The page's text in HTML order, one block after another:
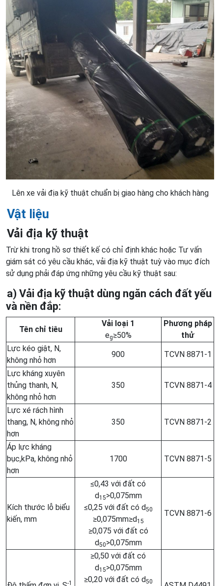
Lên xe vải địa kỹ thuật chuẩn bị giao hàng cho khách hàng
Vật liệu
Vải địa kỹ thuật
Trừ khi trong hồ sơ thiết kế có chỉ định khác hoặc Tư vấn
giám sát có yêu cầu khác, vải địa kỹ thuật tuỳ vào mục đích
sử dụng phải đáp ứng những yêu cầu kỹ thuật sau:
a) Vải địa kỹ thuật dùng ngăn cách đất yếu
và nền đắp:
Tên chỉ tiêu
Vải loại 1
eg≥50%
Phương pháp
thử
Lực kéo giật, N,
không nhỏ hơn
900 TCVN 8871-1
Lực kháng xuyên
thủng thanh, N,
không nhỏ hơn
350 TCVN 8871-4
Lực xé rách hình
thang, N, không nhỏ
hơn
350 TCVN 8871-2
Áp lực kháng
bục,kPa, không nhỏ
hơn
1700 TCVN 8871-5
Kích thước lỗ biểu
kiến, mm
≤0,43 với đất có
d15>0,075mm
≤0,25 với đất có d50
≥0,075mm≥d15
≥0,075 với đất có
d50>0,075mm
TCVN 8871-6
-1
≥0,50 với đất có
d15>0,075mm
≥0,20 với đất có d50